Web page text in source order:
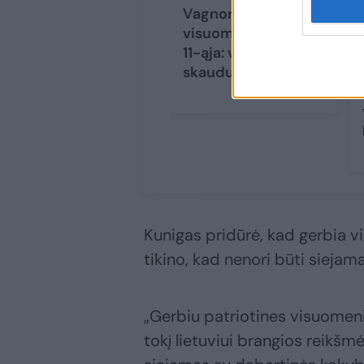
Vagnorius sveikina
visuomenę su Kovo
11-ąja: vis dar yra
skaudulėlių
Kunigas pridūrė, kad gerbia
tikino, kad nenori būti
„Gerbiu patriotines
tokį lietuviui brangios